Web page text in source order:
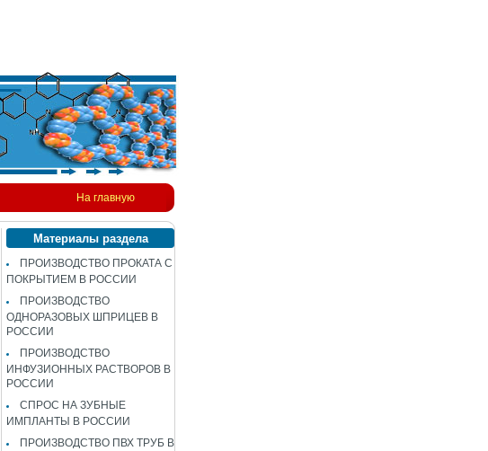
На главную
Материалы раздела
ПРОИЗВОДСТВО ПРОКАТА С
ПОКРЫТИЕМ В РОССИИ
ПРОИЗВОДСТВО
ОДНОРАЗОВЫХ ШПРИЦЕВ В
РОССИИ
ПРОИЗВОДСТВО
ИНФУЗИОННЫХ РАСТВОРОВ В
РОССИИ
СПРОС НА ЗУБНЫЕ
ИМПЛАНТЫ В РОССИИ
ПРОИЗВОДСТВО ПВХ ТРУБ В